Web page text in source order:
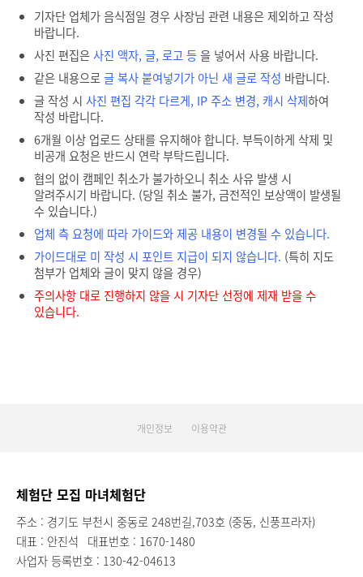
기자단 업체가 음식점일 경우 사장님 관련 내용은 제외하고 작성
바랍니다.
사진 편집은사진 액자, 글, 로고 등을 넣어서 사용 바랍니다.
같은 내용으로글 복사 붙여넣기가 아닌 새 글로 작성 바랍니다.
글 작성 시 사진 편집 각각 다르게, IP 주소 변경, 캐시 삭제하여
작성 바랍니다.
6개월 이상 업로드 상태를 유지해야 합니다. 부득이하게 삭제 및
비공개 요청은 반드시 연락 부탁드립니다.
협의 없이 캠페인 취소가 불가하오니 취소 사유 발생 시
알려주시기 바랍니다. (당일 취소 불가, 금전적인 보상액이 발생될
수 있습니다.)
업체 측 요청에 따라 가이드와 제공 내용이 변경될 수 있습니다.
가이드대로 미 작성 시 포인트 지급이 되지 않습니다. (특히 지도
첨부가 업체와 글이 맞지 않을 경우)
주의사항 대로 진행하지 않을 시 기자단 선정에 제재 받을 수
있습니다.
개인정보 이용약관
체험단 모집 마녀체험단
주소 : 경기도 부천시 중동로 248번길,703호 (중동, 신풍프라자)
대표 : 안진석 대표번호 : 1670-1480
사업자 등록번호 : 130-42-04613